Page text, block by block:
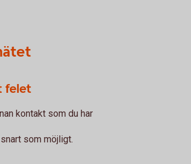
felet
kontakt som du har
som möjligt.